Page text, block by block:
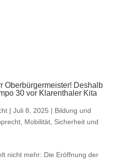
Oberbürgermeister! Deshalb
30 vor Klarenthaler Kita
| Juli 8, 2025 | Bildung und
, Mobilität, Sicherheit und
nicht mehr: Die Eröffnung der